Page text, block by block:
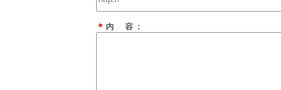
＊ 内 容：